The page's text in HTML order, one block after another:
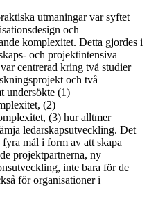
utmaningar var syftet
och
komplexitet. Detta gjordes i
och projektintensiva
centrerad kring två studier
och två
undersökte (1)
(2)
(3) hur alltmer
ledarskapsutveckling. Det
mål i form av att skapa
projektpartnerna, ny
inte bara för de
för organisationer i